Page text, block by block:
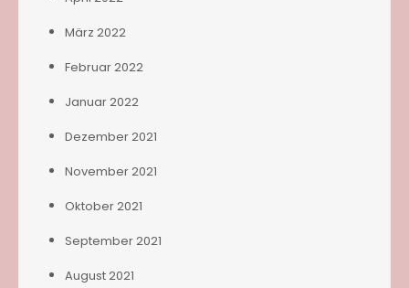
März 2022
Februar 2022
Januar 2022
Dezember 2021
November 2021
Oktober 2021
September 2021
August 2021